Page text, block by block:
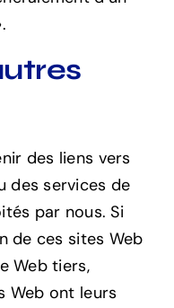
des liens vers
des services de
par nous. Si
de ces sites Web
Web tiers,
Web ont leurs